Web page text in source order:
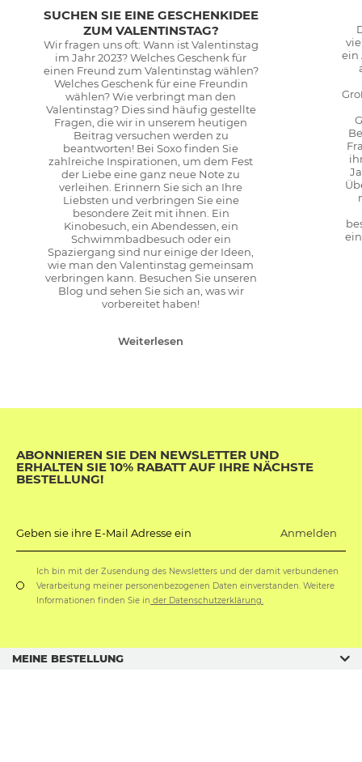
SUCHEN SIE EINE GESCHENKIDEE
ZUM VALENTINSTAG?
Wir fragen uns oft: Wann ist Valentinstag
im Jahr 2023? Welches Geschenk für
einen Freund zum Valentinstag wählen?
Welches Geschenk für eine Freundin
wählen? Wie verbringt man den
Valentinstag? Dies sind häufig gestellte
Fragen, die wir in unserem heutigen
Beitrag versuchen werden zu
beantworten! Bei Soxo finden Sie
zahlreiche Inspirationen, um dem Fest
der Liebe eine ganz neue Note zu
verleihen. Erinnern Sie sich an Ihre
Liebsten und verbringen Sie eine
besondere Zeit mit ihnen. Ein
Kinobesuch, ein Abendessen, ein
Schwimmbadbesuch oder ein
Spaziergang sind nur einige der Ideen,
wie man den Valentinstag gemeinsam
verbringen kann. Besuchen Sie unseren
Blog und sehen Sie sich an, was wir
vorbereitet haben!
Weiterlesen
ein
ABONNIEREN SIE DEN NEWSLETTER UND
ERHALTEN SIE 10% RABATT AUF IHRE NÄCHSTE
BESTELLUNG!
Geben sie ihre E-Mail Adresse ein Anmelden
Ich bin mit der Zusendung des Newsletters und der damit verbundenen
Verarbeitung meiner personenbezogenen Daten einverstanden. Weitere
Informationen finden Sie in der Datenschutzerklärung.
MEINE BESTELLUNG